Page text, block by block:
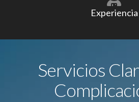
Experiencia
Servicios